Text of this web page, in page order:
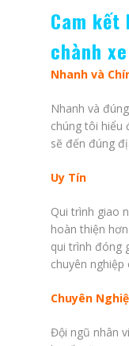
Cam kết
chành
Nhanh và
Nhanh và
chúng tôi hiểu
sẽ đến đúng
Uy Tín
Qui trình giao
hoàn thiện
qui trình đóng
chuyên
Chuyên
Đội ngũ nhân